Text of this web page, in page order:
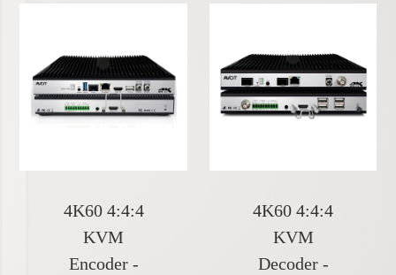
4K60 4:4:4
KVM
Encoder -
4K60 4:4:4
KVM
Decoder -